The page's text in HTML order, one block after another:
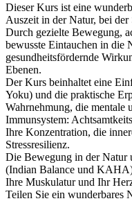
Dieser Kurs ist eine
Auszeit in der Natur, bei der
Durch gezielte Bewegung,
bewusste Eintauchen in die
gesundheitsfördernde
Ebenen.
Der Kurs beinhaltet eine
Yoku) und die praktische
Wahrnehmung, die mentale
Immunsystem:
Ihre Konzentration, die
Stressresilienz.
Die Bewegung in der Natur
(Indian Balance und
Ihre Muskulatur und Ihr
Teilen Sie ein wunderbares